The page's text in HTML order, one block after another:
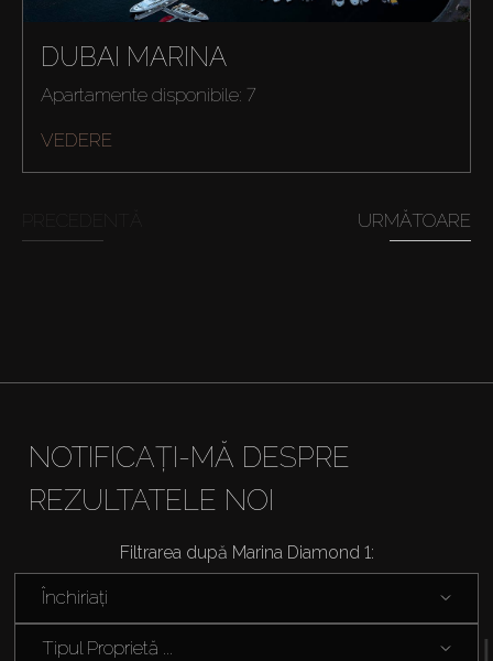
Închiriați
DUBAI MARINA
Apartamente disponibile: 7
VEDERE
URMĂTOARE
NOTIFICAȚI-MĂ DESPRE
REZULTATELE NOI
Filtrarea după Marina Diamond 1:
Închiriați
Tipul Proprietă ...